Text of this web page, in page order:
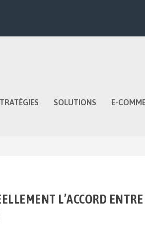
SOLUTIONS E-
L’ACCORD